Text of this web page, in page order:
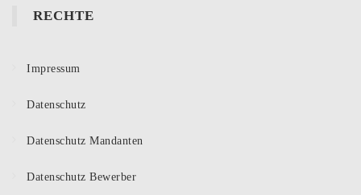
RECHTE
Impressum
Datenschutz
Datenschutz Mandanten
Datenschutz Bewerber